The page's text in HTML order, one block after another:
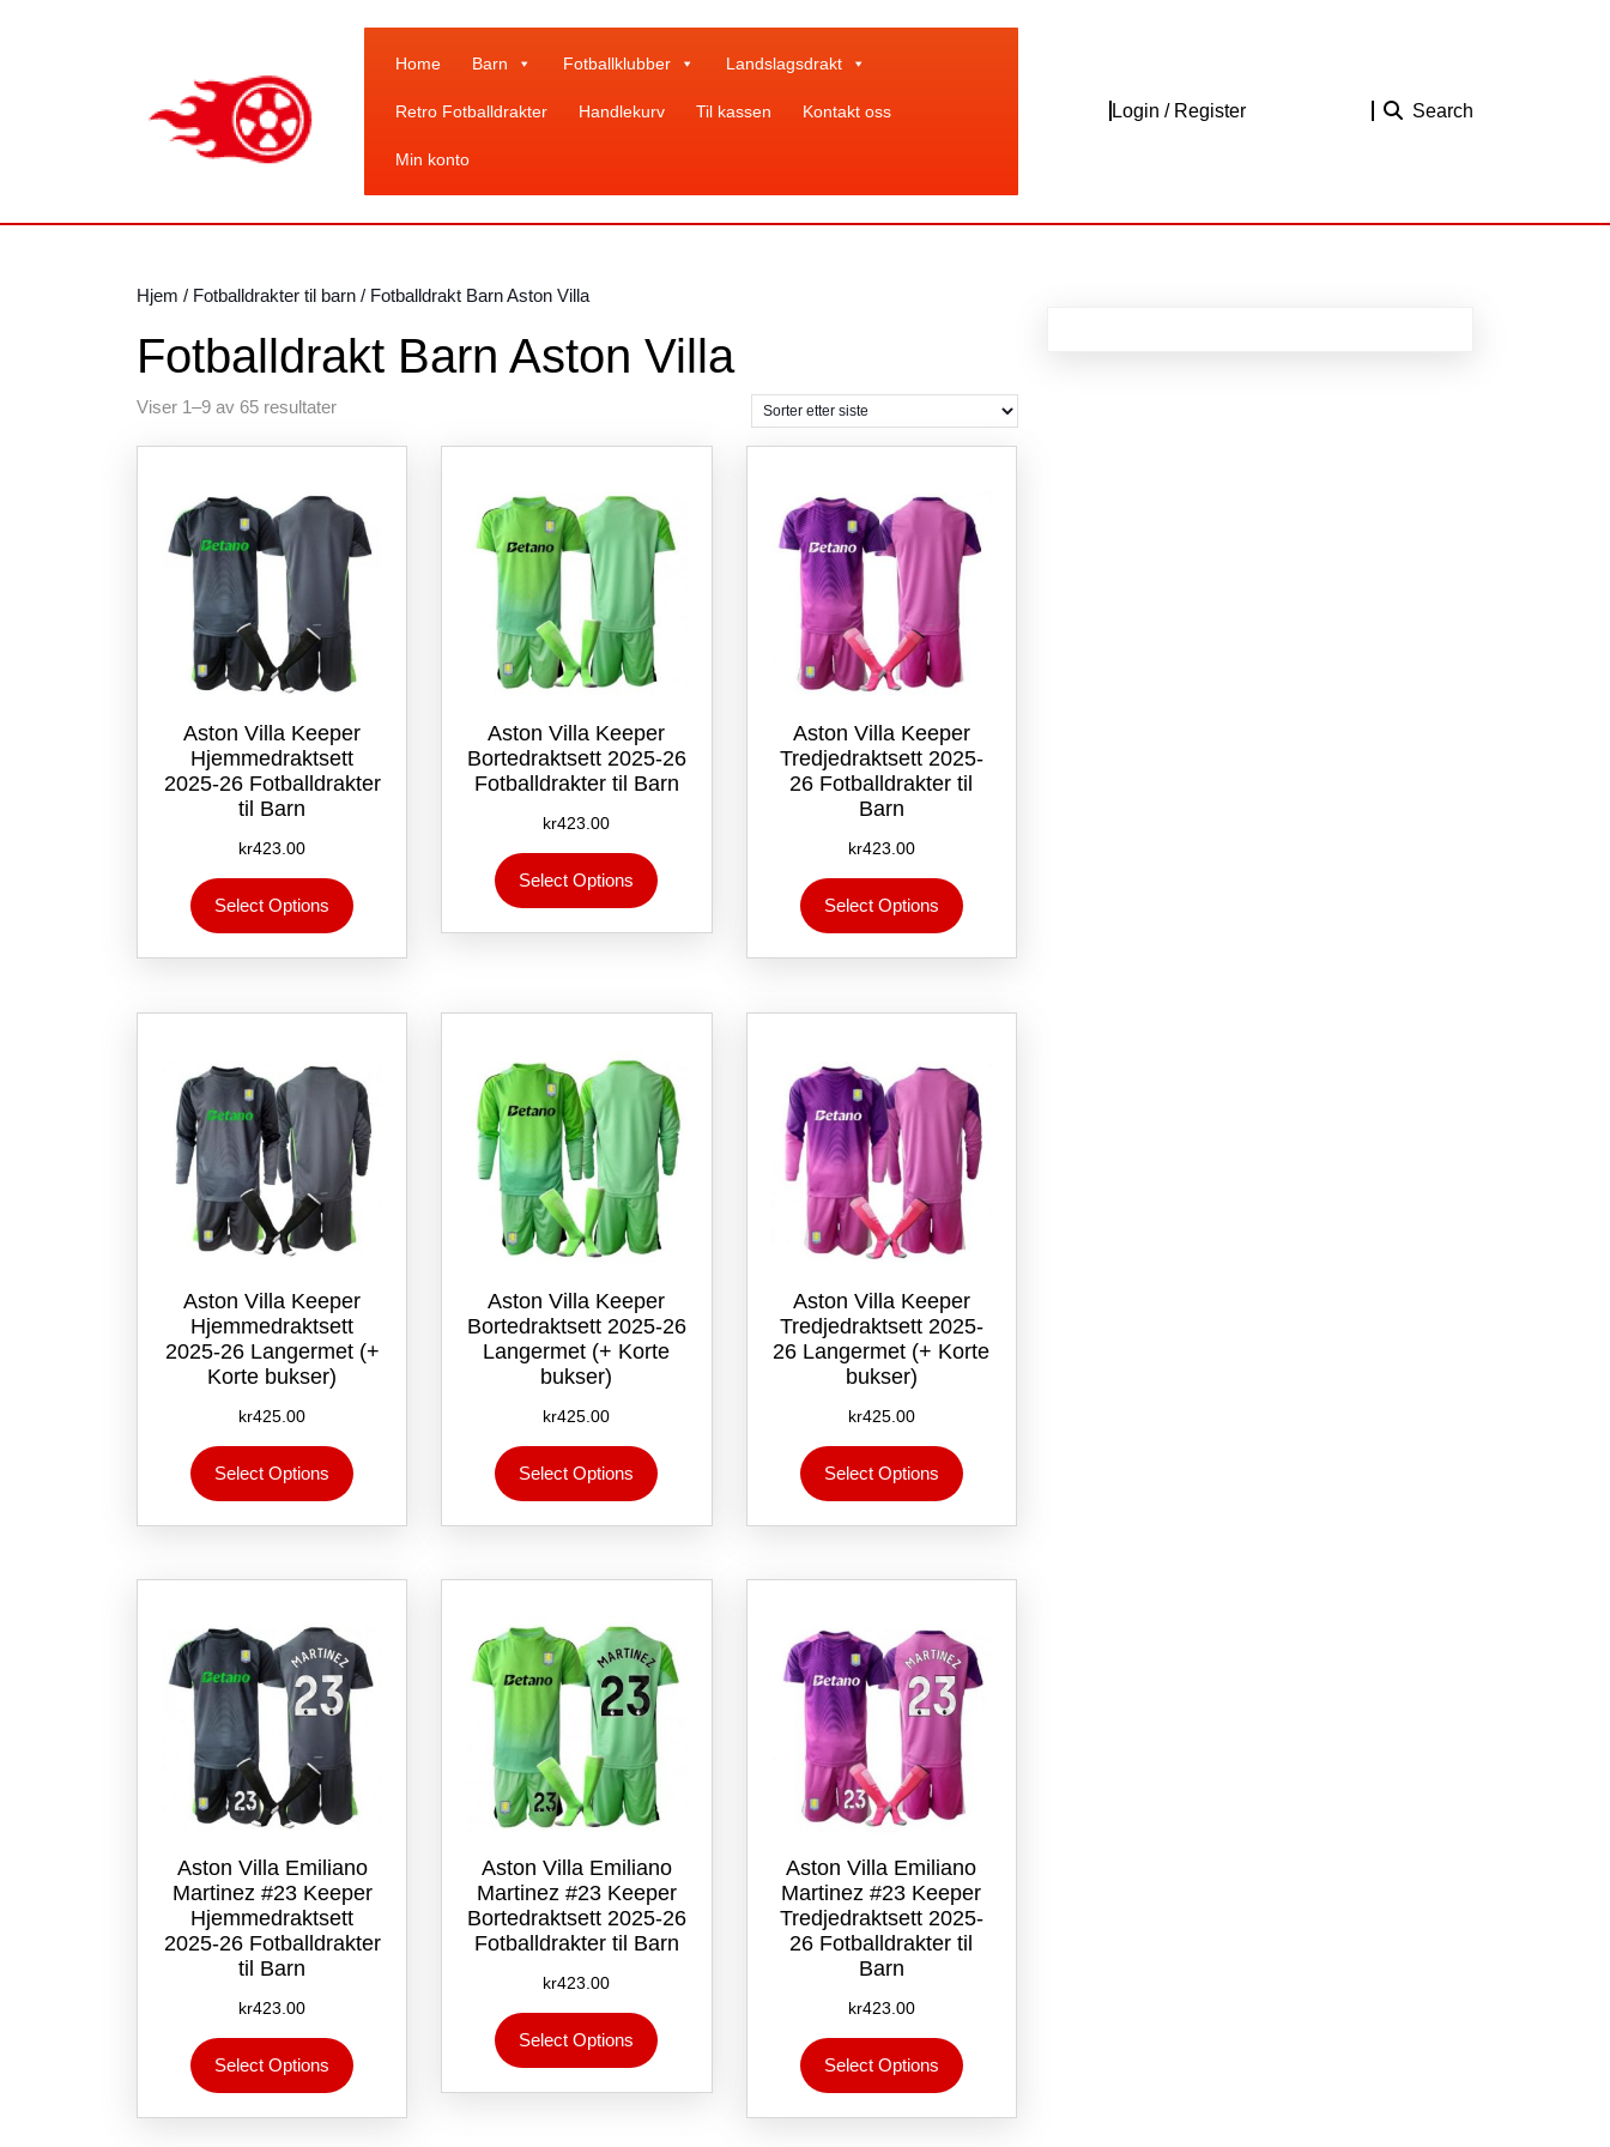
Home Barn Fotballklubber Landslagsdrakt
Retro Fotballdrakter Handlekurv Til kassen Kontakt oss
Min konto
Login / RegisterLogin
Search
Hjem / Fotballdrakter til barn / Fotballdrakt Barn Aston Villa
Fotballdrakt Barn Aston Villa
Viser 1–9 av 65 resultaterSortert
Aston Villa Keeper
Hjemmedraktsett
2025-26 Fotballdrakter
til Barn
kr423.00
Select Options
produktet
flere
Alternativene
på
produktsiden
Aston Villa Keeper
Bortedraktsett 2025-26
Fotballdrakter til Barn
kr423.00
Select Options
produktet
flere
kan
på
produktsiden
Aston Villa Keeper
Tredjedraktsett 2025-
26 Fotballdrakter til
Barn
kr423.00
Select Options
produktet
flere
Alternativene
på
produktsiden
Aston Villa Keeper
Hjemmedraktsett
2025-26 Langermet (+
Korte bukser)
kr425.00
Select Options
produktet
flere
Alternativene
på
produktsiden
Aston Villa Keeper
Bortedraktsett 2025-26
Langermet (+ Korte
bukser)
kr425.00
Select Options
produktet
flere
Alternativene
velges
på
produktsiden
Aston Villa Keeper
Tredjedraktsett 2025-
26 Langermet (+ Korte
bukser)
kr425.00
Select Options
produktet
flere
Alternativene
på
produktsiden
Aston Villa Emiliano
Martinez #23 Keeper
Hjemmedraktsett
2025-26 Fotballdrakter
til Barn
kr423.00
Select Options
produktet
flere
Aston Villa Emiliano
Martinez #23 Keeper
Bortedraktsett 2025-26
Fotballdrakter til Barn
kr423.00
Select Options
produktet
flere
Aston Villa Emiliano
Martinez #23 Keeper
Tredjedraktsett 2025-
26 Fotballdrakter til
Barn
kr423.00
Select Options
produktet
flere